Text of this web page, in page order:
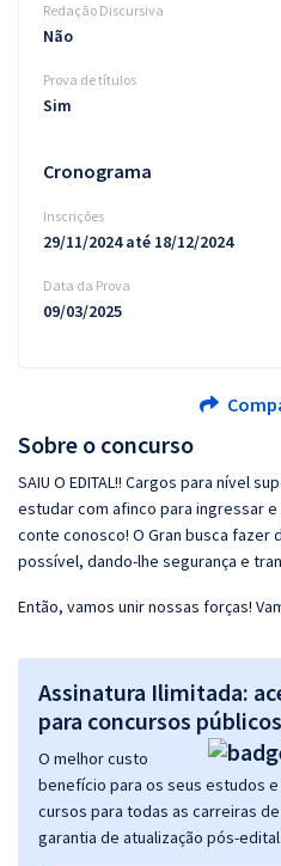
Sobre o concurso
SAIU O EDITAL!! Cargos para nível
estudar com afinco para ingressar e
conte conosco! O Gran busca fazer
possível, dando-lhe segurança e
Então, vamos unir nossas forças!
Assinatura Ilimitada:
para concursos
O melhor custo
benefício para os seus estudos
cursos para todas as carreiras
garantia de atualização pós-edital.
Redação Discursiva
Não
Prova de títulos
Sim
Cronograma
Inscrições
29/11/2024 até 18/12/2024
Data da Prova
09/03/2025